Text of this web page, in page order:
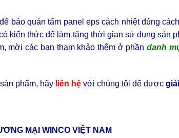
bảo quản tấm panel eps cách nhiệt đúng
kiến thức để làm tăng thời gian sử dụng sản
mời các bạn tham khảo thêm ở phầndanh
phẩm, hãy liên hệ với chúng tôi để được
MẠI WINCO VIỆT NAM